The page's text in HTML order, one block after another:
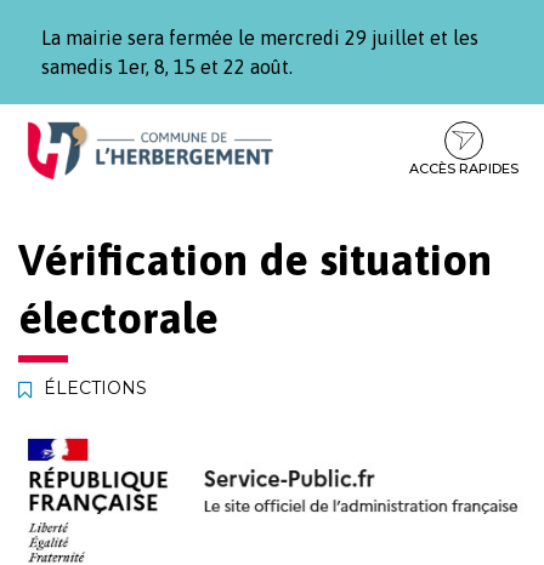
La mairie sera fermée le mercredi 29 juillet et les
samedis 1er, 8, 15 et 22 août.
Aller
Aller
contenu
Aller
pied
ACCÈS RAPIDES
Vérification de situation
électorale
ÉLECTIONS